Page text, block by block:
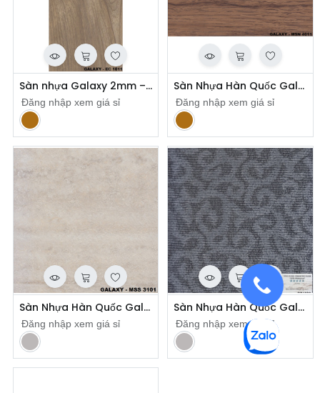
Sàn nhựa Galaxy 2mm – EC1011
Đăng nhập xem giá sỉ
Sàn Nhựa Hàn Quốc Galaxy Dán Keo MSN 4011
Đăng nhập xem giá sỉ
Sàn Nhựa Hàn Quốc Galaxy Vân Đá MSS 3101
Đăng nhập xem giá sỉ
Sàn Nhựa Hàn Quốc Galaxy Vân Thảm CP 4506
Đăng nhập xem giá sỉ